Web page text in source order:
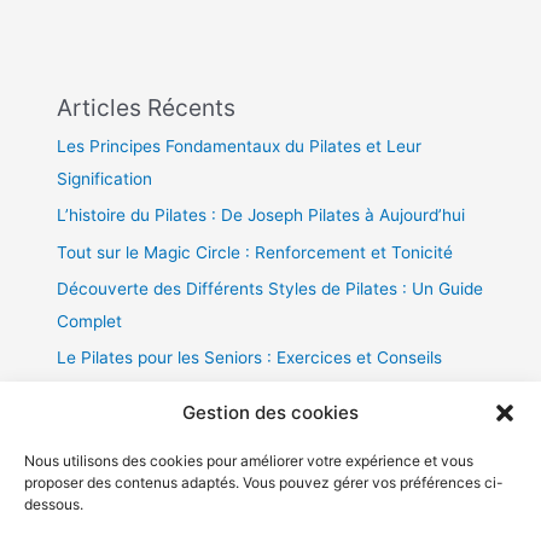
Gestion des cookies
Nous utilisons des cookies pour améliorer votre expérience et vous
proposer des contenus adaptés. Vous pouvez gérer vos préférences ci-
dessous.
Articles Récents
Les Principes Fondamentaux du Pilates et Leur
Signification
L’histoire du Pilates : De Joseph Pilates à Aujourd’hui
Tout sur le Magic Circle : Renforcement et Tonicité
Découverte des Différents Styles de Pilates : Un Guide
Complet
Le Pilates pour les Seniors : Exercices et Conseils